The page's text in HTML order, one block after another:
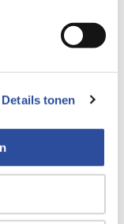
Details tonen